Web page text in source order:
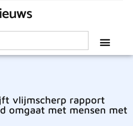
vlijmscherp rapport
omgaat met mensen met